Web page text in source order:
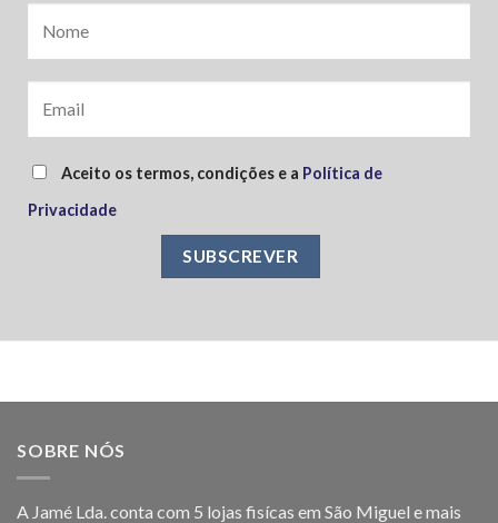
Aceito os termos, condições e a Política de
Privacidade
SOBRE NÓS
A Jamé Lda. conta com 5 lojas fisícas em São Miguel e mais